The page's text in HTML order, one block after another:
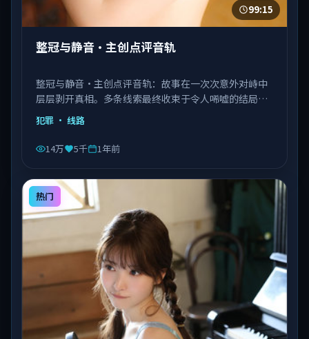
99:15
整冠与静音·主创点评音轨
整冠与静音·主创点评音轨：故事在一次次意外对峙中
层层剥开真相。多条线索最终收束于令人唏嘘的结局。
由陈凯歌执导，乔杉、沈腾、易烊千玺等主演，泰国出
品，类型为犯罪。
犯罪 · 线路
14万 5千 1年前
热门